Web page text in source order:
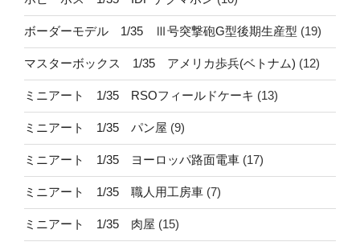
ボーダーモデル 1/35 Ⅲ号突撃砲G型後期生産型 (19)
マスターボックス 1/35 アメリカ歩兵(ベトナム) (12)
ミニアート 1/35 RSOフィールドケーキ (13)
ミニアート 1/35 パン屋 (9)
ミニアート 1/35 ヨーロッパ路面電車 (17)
ミニアート 1/35 職人用工房車 (7)
ミニアート 1/35 肉屋 (15)